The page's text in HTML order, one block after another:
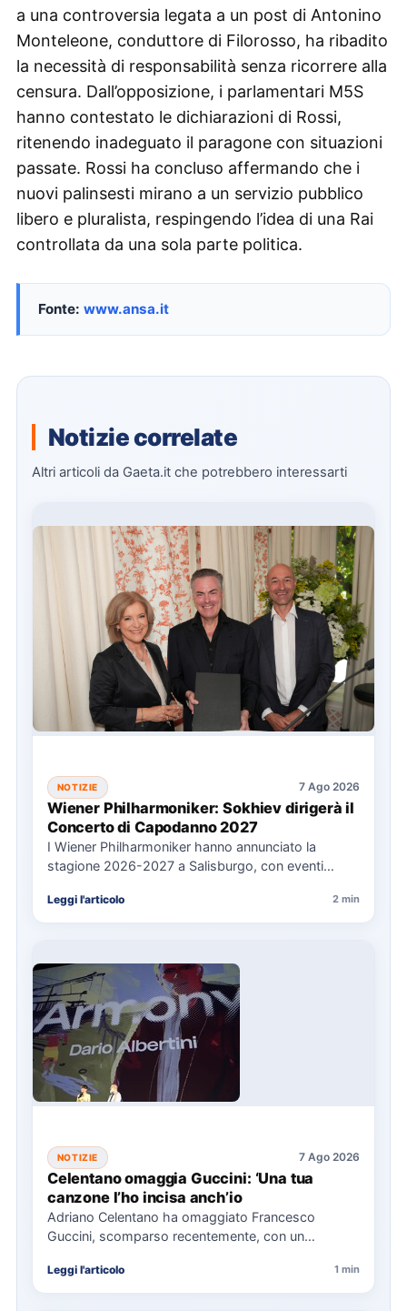
a una controversia legata a un post di Antonino
Monteleone, conduttore di Filorosso, ha ribadito
la necessità di responsabilità senza ricorrere alla
censura. Dall’opposizione, i parlamentari M5S
hanno contestato le dichiarazioni di Rossi,
ritenendo inadeguato il paragone con situazioni
passate. Rossi ha concluso affermando che i
nuovi palinsesti mirano a un servizio pubblico
libero e pluralista, respingendo l’idea di una Rai
controllata da una sola parte politica.
Fonte: www.ansa.it
Notizie correlate
Altri articoli da Gaeta.it che potrebbero interessarti
NOTIZIE 7 Ago 2026
Wiener Philharmoniker: Sokhiev dirigerà il
Concerto di Capodanno 2027
I Wiener Philharmoniker hanno annunciato la
stagione 2026-2027 a Salisburgo, con eventi
Leggi l'articolo 2 min
NOTIZIE 7 Ago 2026
Celentano omaggia Guccini: ‘Una tua
canzone l’ho incisa anch’io
Adriano Celentano ha omaggiato Francesco
Guccini, scomparso recentemente, con un
"Vite" che…
Leggi l'articolo 1 min